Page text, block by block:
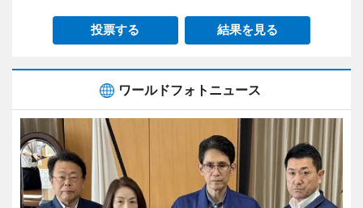
投票する 結果を見る
ワールドフォトニュース